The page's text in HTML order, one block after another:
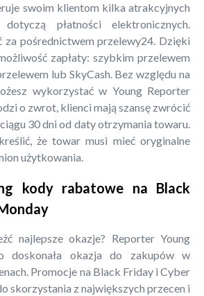
swoim klientom kilka atrakcyjnych
płatności elektronicznych.
za pośrednictwem przelewy24. Dzięki
zapłaty: szybkim przelewem
lub SkyCash. Bez względu na
wykorzystać w Young Reporter
o zwrot, klienci mają szansę zwrócić
30 dni od daty otrzymania towaru.
że towar musi mieć oryginalne
użytkowania.
kody rabatowe na Black
najlepsze okazje? Reporter Young
doskonała okazja do zakupów w
Promocje na Black Friday i Cyber
skorzystania z największych przecen i